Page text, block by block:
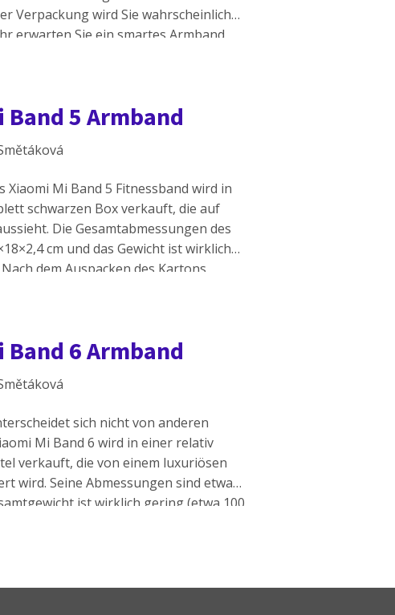
Verpackung wird Sie wahrscheinlich
erwarten Sie ein smartes Armband,
und eine Gebrauchsanweisung. Die
5 Armband
Xiaomi Mi Band 5 Fitnessband wird in
schwarzen Box verkauft, die auf
Die Gesamtabmessungen des
cm und das Gewicht ist wirklich
dem Auspacken des Kartons
sich […]
6 Armband
sich nicht von anderen
Mi Band 6 wird in einer relativ
verkauft, die von einem luxuriösen
wird. Seine Abmessungen sind etwa
ist wirklich gering (etwa 100
der Schachtel können Sie sich